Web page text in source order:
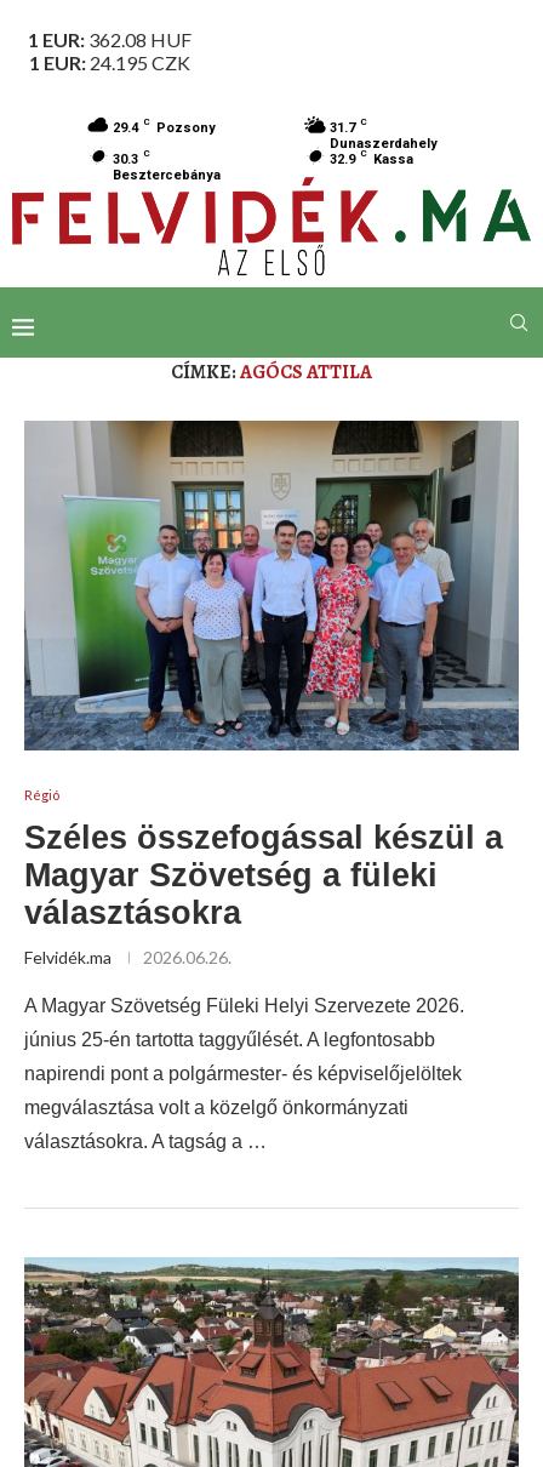
1 EUR: 362.08 HUF
1 EUR: 24.195 CZK
29.4 C Pozsony 31.7 C
Dunaszerdahely
30.3 C
Besztercebánya
32.9 C Kassa
CÍMKE:AGÓCS ATTILA
Régió
Széles összefogással készül a
Magyar Szövetség a füleki
választásokra
Felvidék.ma 2026.06.26.
A Magyar Szövetség Füleki Helyi Szervezete 2026.
június 25-én tartotta taggyűlését. A legfontosabb
napirendi pont a polgármester- és képviselőjelöltek
megválasztása volt a közelgő önkormányzati
választásokra. A tagság a …